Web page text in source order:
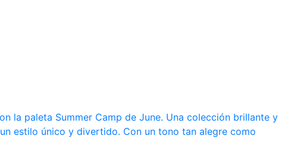
la paleta Summer Camp de June. Una colección brillante y
estilo único y divertido. Con un tono tan alegre como